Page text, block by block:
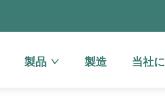
製品 製造 当社